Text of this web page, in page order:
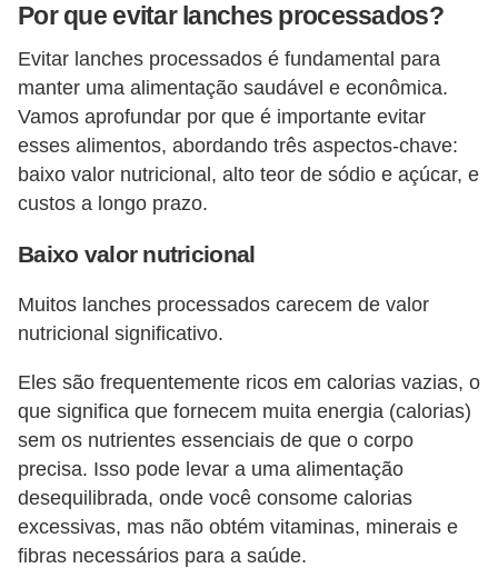
Por que evitar lanches processados?
Evitar lanches processados é fundamental para
manter uma alimentação saudável e econômica.
Vamos aprofundar por que é importante evitar
esses alimentos, abordando três aspectos-chave:
baixo valor nutricional, alto teor de sódio e açúcar, e
custos a longo prazo.
Baixo valor nutricional
Muitos lanches processados carecem de valor
nutricional significativo.
Eles são frequentemente ricos em calorias vazias, o
que significa que fornecem muita energia (calorias)
sem os nutrientes essenciais de que o corpo
precisa. Isso pode levar a uma alimentação
desequilibrada, onde você consome calorias
excessivas, mas não obtém vitaminas, minerais e
fibras necessários para a saúde.